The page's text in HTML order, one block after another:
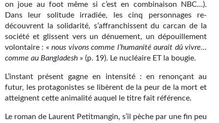
S'abonner
Les critiques
Le blog
Le prix des lecteurs
GOODIES
Goodies Gotland
on joue au foot même si c’est en combinaison NBC…).
Dans leur solitude irradiée, les cinq personnages re-
découvrent la solidarité, s’affranchissent du carcan de la
société et glissent vers un dénuement, un dépouillement
volontaire : «nous vivons comme l’humanité aurait dû vivre…
comme au Bangladesh » (p. 19). Le nucléaire ET la bougie.
L’instant présent gagne en intensité : en renonçant au
futur, les protagonistes se libèrent de la peur de la mort et
atteignent cette animalité auquel le titre fait référence.
Le roman de Laurent Petitmangin, s’il pèche par une fin peu